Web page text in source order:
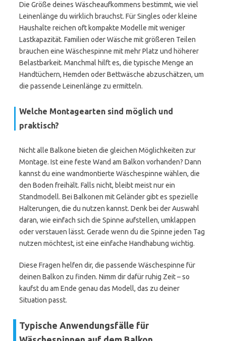
Die Größe deines Wäscheaufkommens bestimmt, wie viel
Leinenlänge du wirklich brauchst. Für Singles oder kleine
Haushalte reichen oft kompakte Modelle mit weniger
Lastkapazität. Familien oder Wäsche mit größeren Teilen
brauchen eine Wäschespinne mit mehr Platz und höherer
Belastbarkeit. Manchmal hilft es, die typische Menge an
Handtüchern, Hemden oder Bettwäsche abzuschätzen, um
die passende Leinenlänge zu ermitteln.
Welche Montagearten sind möglich und
praktisch?
Nicht alle Balkone bieten die gleichen Möglichkeiten zur
Montage. Ist eine feste Wand am Balkon vorhanden? Dann
kannst du eine wandmontierte Wäschespinne wählen, die
den Boden freihält. Falls nicht, bleibt meist nur ein
Standmodell. Bei Balkonen mit Geländer gibt es spezielle
Halterungen, die du nutzen kannst. Denk bei der Auswahl
daran, wie einfach sich die Spinne aufstellen, umklappen
oder verstauen lässt. Gerade wenn du die Spinne jeden Tag
nutzen möchtest, ist eine einfache Handhabung wichtig.
Diese Fragen helfen dir, die passende Wäschespinne für
deinen Balkon zu finden. Nimm dir dafür ruhig Zeit – so
kaufst du am Ende genau das Modell, das zu deiner
Situation passt.
Typische Anwendungsfälle für